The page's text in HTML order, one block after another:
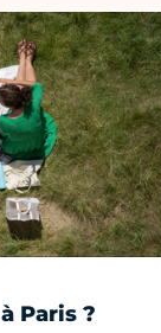
Paris ?